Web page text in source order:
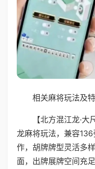
相关麻将玩法及
【北方混江龙·
龙麻将玩法，兼容
作，胡牌牌型灵活多
面，出牌展牌空间充